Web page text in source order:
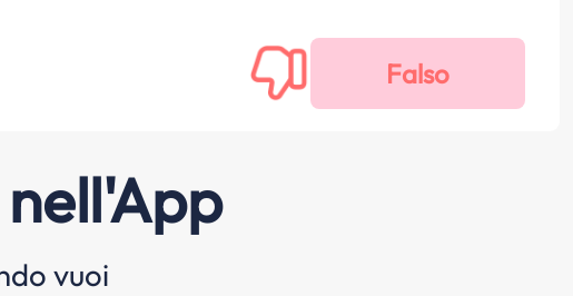
vuoi